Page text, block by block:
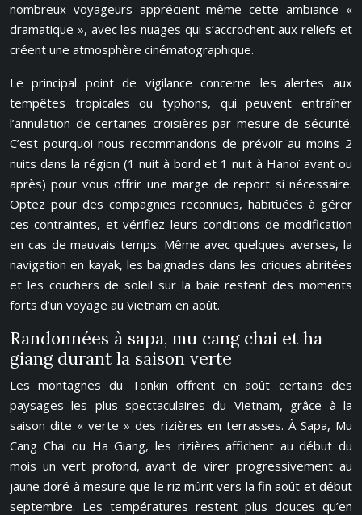
nombreux voyageurs apprécient même cette ambiance «
dramatique », avec les nuages qui s’accrochent aux reliefs et
créent une atmosphère cinématographique.
Le principal point de vigilance concerne les alertes aux
tempêtes tropicales ou typhons, qui peuvent entraîner
l’annulation de certaines croisières par mesure de sécurité.
C’est pourquoi nous recommandons de prévoir au moins 2
nuits dans la région (1 nuit à bord et 1 nuit à Hanoï avant ou
après) pour vous offrir une marge de report si nécessaire.
Optez pour des compagnies reconnues, habituées à gérer
ces contraintes, et vérifiez leurs conditions de modification
en cas de mauvais temps. Même avec quelques averses, la
navigation en kayak, les baignades dans les criques abritées
et les couchers de soleil sur la baie restent des moments
forts d’un voyage au Vietnam en août.
Randonnées à sapa, mu cang chai et ha
giang durant la saison verte
Les montagnes du Tonkin offrent en août certains des
paysages les plus spectaculaires du Vietnam, grâce à la
saison dite « verte » des rizières en terrasses. À Sapa, Mu
Cang Chai ou Ha Giang, les rizières affichent au début du
mois un vert profond, avant de virer progressivement au
jaune doré à mesure que le riz mûrit vers la fin août et début
septembre. Les températures restent plus douces qu’en